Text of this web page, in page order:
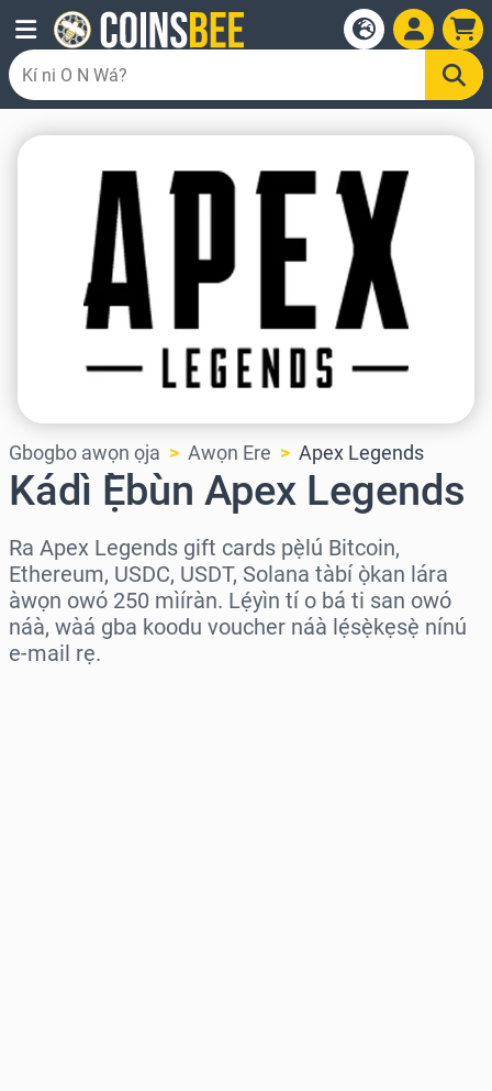
Gbogbo awọn ọja Awọn Ere Apex Legends
Kádì Ẹ̀bùn Apex Legends
Ra Apex Legends gift cards pẹ̀lú Bitcoin,
Ethereum, USDC, USDT, Solana tàbí ọ̀kan lára
àwọn owó 250 mìíràn. Lẹ́yìn tí o bá ti san owó
náà, wàá gba koodu voucher náà lẹ́sẹ̀kẹsẹ̀ nínú
e-mail rẹ.